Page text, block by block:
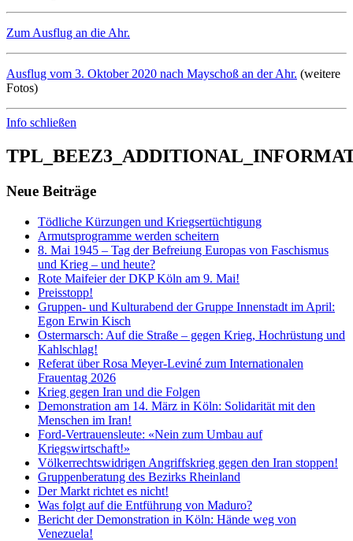
Zum Ausflug an die Ahr.
Ausflug vom 3. Oktober 2020 nach Mayschoß an der Ahr. (weitere
Fotos)
Info schließen
Neue Beiträge
Tödliche Kürzungen und Kriegsertüchtigung
Armutsprogramme werden scheitern
8. Mai 1945 – Tag der Befreiung Europas von Faschismus
und Krieg – und heute?
Rote Maifeier der DKP Köln am 9. Mai!
Preisstopp!
Gruppen- und Kulturabend der Gruppe Innenstadt im April:
Egon Erwin Kisch
Ostermarsch: Auf die Straße – gegen Krieg, Hochrüstung und
Kahlschlag!
Referat über Rosa Meyer-Leviné zum Internationalen
Frauentag 2026
Krieg gegen Iran und die Folgen
Demonstration am 14. März in Köln: Solidarität mit den
Menschen im Iran!
Ford-Vertrauensleute: «Nein zum Umbau auf
Kriegswirtschaft!»
Völkerrechtswidrigen Angriffskrieg gegen den Iran stoppen!
Gruppenberatung des Bezirks Rheinland
Der Markt richtet es nicht!
Was folgt auf die Entführung von Maduro?
Bericht der Demonstration in Köln: Hände weg von
Venezuela!